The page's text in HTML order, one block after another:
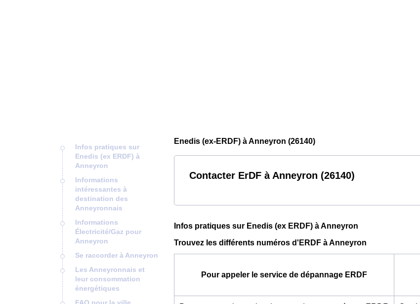
Infos pratiques sur
Enedis (ex ERDF) à
Anneyron
Informations
intéressantes à
destination des
Anneyronnais
Informations
Électricité/Gaz pour
Anneyron
Se raccorder à Anneyron
Les Anneyronnais et
leur consommation
énergétiques
Enedis (ex-ERDF) à Anneyron (26140)
Contacter ErDF à Anneyron (26140)
Infos pratiques sur Enedis (ex ERDF) à Anneyron
Trouvez les différents numéros d'ERDF à Anneyron
Pour appeler le service de dépannage ERDF